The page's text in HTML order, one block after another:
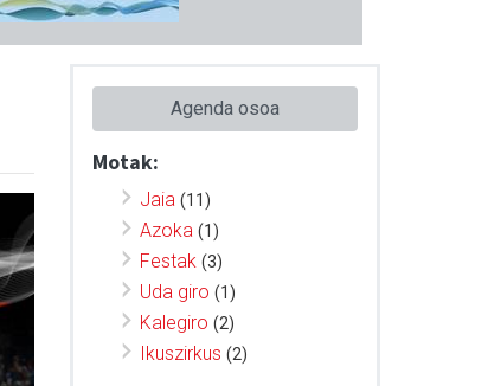
Agenda osoa
Motak:
Jaia (11)
Azoka (1)
Festak (3)
Uda giro (1)
Kalegiro (2)
Ikuszirkus (2)